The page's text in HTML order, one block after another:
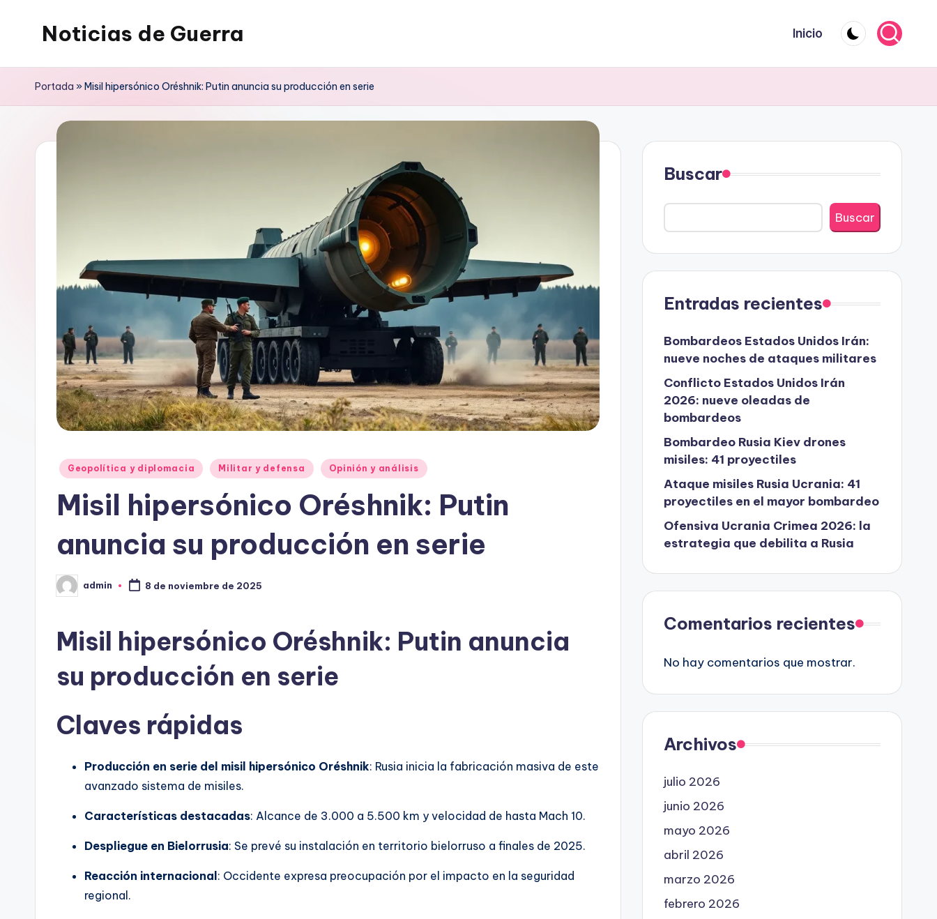
Noticias de Guerra Inicio
Portada »Misil hipersónico Oréshnik: Putin anuncia su producción en serie
Publicado
Geopolítica y diplomacia Militar y defensa Opinión y análisis
Misil hipersónico Oréshnik: Putin
anuncia su producción en serie
Publicado
por
admin 8 de noviembre de 2025
Misil hipersónico Oréshnik: Putin anuncia
su producción en serie
Claves rápidas
Producción en serie del misil hipersónico Oréshnik: Rusia inicia la fabricación masiva de este
avanzado sistema de misiles.
Características destacadas: Alcance de 3.000 a 5.500 km y velocidad de hasta Mach 10.
Despliegue en Bielorrusia: Se prevé su instalación en territorio bielorruso a finales de 2025.
Reacción internacional: Occidente expresa preocupación por el impacto en la seguridad
regional.
Buscar
Buscar
Entradas recientes
Bombardeos Estados Unidos Irán:
nueve noches de ataques militares
Conflicto Estados Unidos Irán
2026: nueve oleadas de
bombardeos
Bombardeo Rusia Kiev drones
misiles: 41 proyectiles
Ataque misiles Rusia Ucrania: 41
proyectiles en el mayor bombardeo
Ofensiva Ucrania Crimea 2026: la
estrategia que debilita a Rusia
Comentarios recientes
No hay comentarios que mostrar.
Archivos
julio 2026
junio 2026
mayo 2026
abril 2026
marzo 2026
febrero 2026